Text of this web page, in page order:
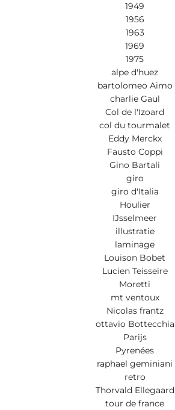
1949
1956
1963
1969
1975
alpe d'huez
bartolomeo Aimo
charlie Gaul
Col de l'Izoard
col du tourmalet
Eddy Merckx
Fausto Coppi
Gino Bartali
giro
giro d'Italia
Houlier
IJsselmeer
illustratie
laminage
Louison Bobet
Lucien Teisseire
Moretti
mt ventoux
Nicolas frantz
ottavio Bottecchia
Parijs
Pyrenées
raphael geminiani
retro
Thorvald Ellegaard
tour de france